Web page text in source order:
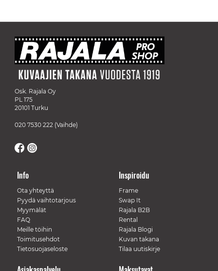
Osk. Rajala Oy
PL 175
20101 Turku
020 7530 222 (Vaihde)
Info
Ota yhteyttä
Pyydä vaihtotarjous
Myymälät
FAQ
Meille töihin
Toimitusehdot
Tietosuojaseloste
Inspiroidu
Frame
Swap It
Rajala B2B
Rental
Rajala Blogi
Kuvan takana
Tilaa uutiskirje